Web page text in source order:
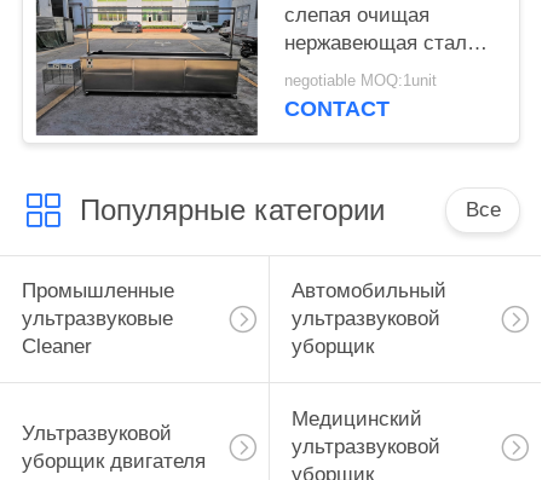
слепая очищая
нержавеющая сталь
304 машины 40khz с
полоща танком/
negotiable MOQ:1unit
CONTACT
Популярные категории Все
Промышленные
ультразвуковые
Cleaner
Автомобильный
ультразвуковой
уборщик
Ультразвуковой
уборщик двигателя
Медицинский
ультразвуковой
уборщик